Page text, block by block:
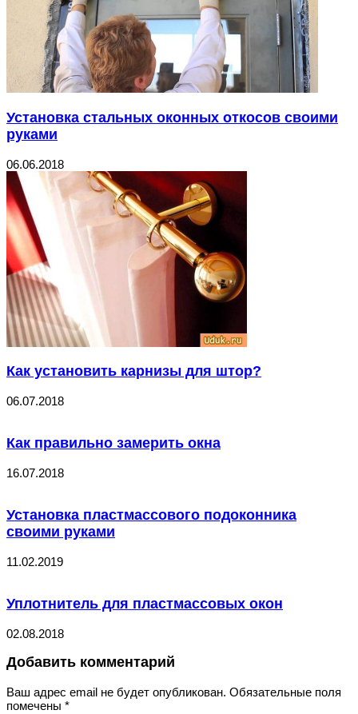
Установка стальных оконных откосов своими
руками
06.06.2018
Как установить карнизы для штор?
06.07.2018
Как правильно замерить окна
16.07.2018
Установка пластмассового подоконника
своими руками
11.02.2019
Уплотнитель для пластмассовых окон
02.08.2018
Добавить комментарий
Ваш адрес email не будет опубликован. Обязательные поля
помечены *